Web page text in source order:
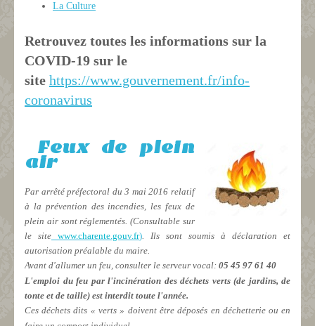
La Culture
Retrouvez toutes les informations sur la
COVID-19 sur le
site https://www.gouvernement.fr/info-
coronavirus
Feux de plein
air
Par arrêté préfectoral du 3 mai 2016 relatif
à la prévention des incendies, les feux de
plein air sont réglementés. (Consultable sur
le site www.charente.gouv.fr). Ils sont soumis à déclaration et
autorisation préalable du maire.
Avant d'allumer un feu, consulter le serveur vocal: 05 45 97 61 40
L'emploi du feu par l'incinération des déchets verts (de jardins, de
tonte et de taille) est interdit toute l'année.
Ces déchets dits « verts » doivent être déposés en déchetterie ou en